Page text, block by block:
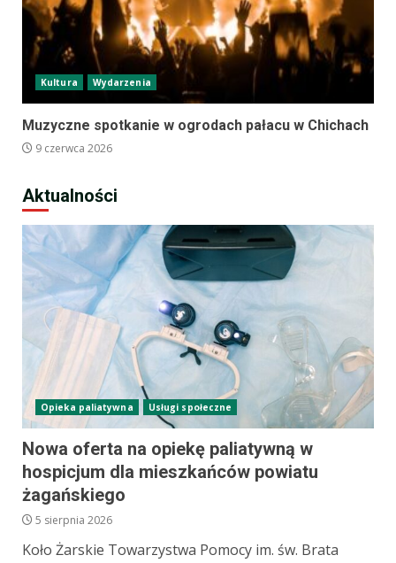
Kultura Wydarzenia
Muzyczne spotkanie w ogrodach pałacu w Chichach
9 czerwca 2026
Aktualności
Opieka paliatywna Usługi społeczne
Nowa oferta na opiekę paliatywną w
hospicjum dla mieszkańców powiatu
żagańskiego
5 sierpnia 2026
Koło Żarskie Towarzystwa Pomocy im. św. Brata